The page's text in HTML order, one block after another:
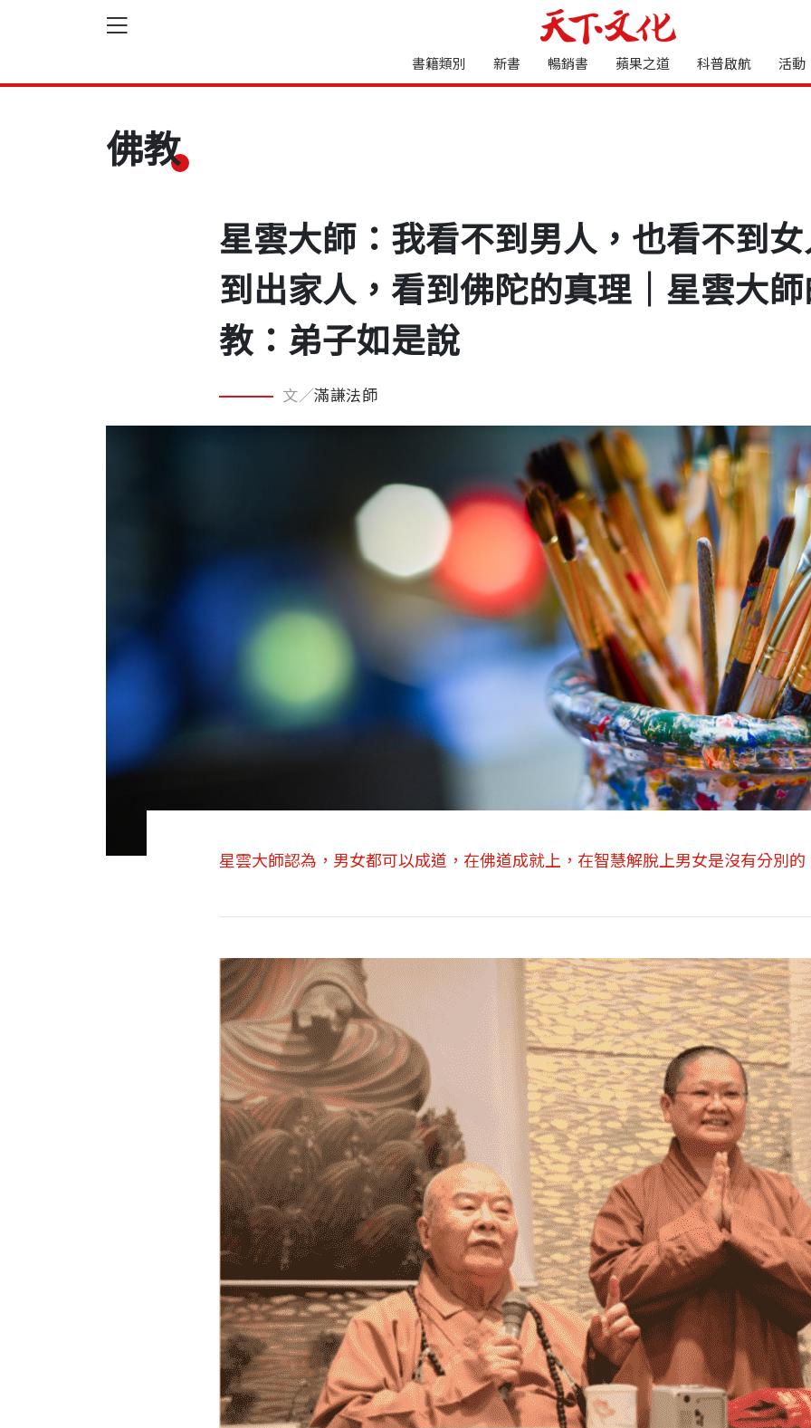
書籍類別 新書 暢銷書 蘋果之道 科普啟航 活動
佛教
星雲大師：我看不到男人，也看不到
到出家人，看到佛陀的真理｜星雲大
教：弟子如是說
文／滿謙法師
星雲大師認為，男女都可以成道，在佛道成就上，在智慧解脫上男女是沒有分別的